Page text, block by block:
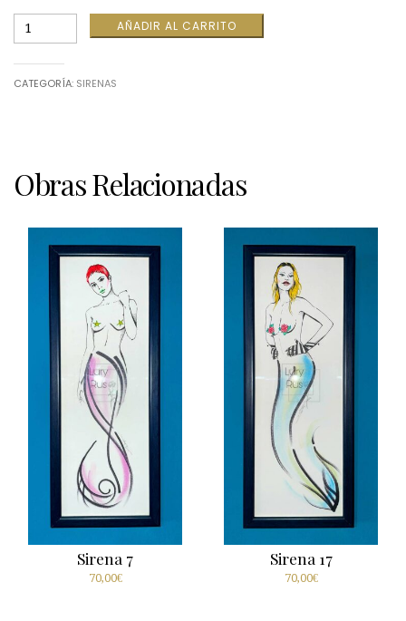
Sirena
AÑADIR AL CARRITO
CATEGORÍA: SIRENAS
Obras Relacionadas
Sirena 7
70,00€
Sirena 17
70,00€